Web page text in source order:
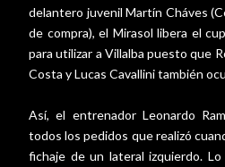
delantero juvenil Martín Cháves
de compra), el Mirasol libera el
para utilizar a Villalba puesto que
Costa y Lucas Cavallini también
Así, el entrenador Leonardo
todos los pedidos que realizó
fichaje de un lateral izquierdo.